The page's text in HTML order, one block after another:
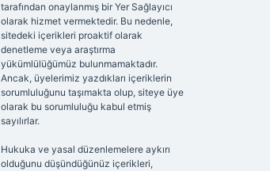
tarafından onaylanmış bir Yer Sağlayıcı
olarak hizmet vermektedir. Bu nedenle,
sitedeki içerikleri proaktif olarak
denetleme veya araştırma
yükümlülüğümüz bulunmamaktadır.
Ancak, üyelerimiz yazdıkları içeriklerin
sorumluluğunu taşımakta olup, siteye üye
olarak bu sorumluluğu kabul etmiş
sayılırlar.
Hukuka ve yasal düzenlemelere aykırı
olduğunu düşündüğünüz içerikleri,